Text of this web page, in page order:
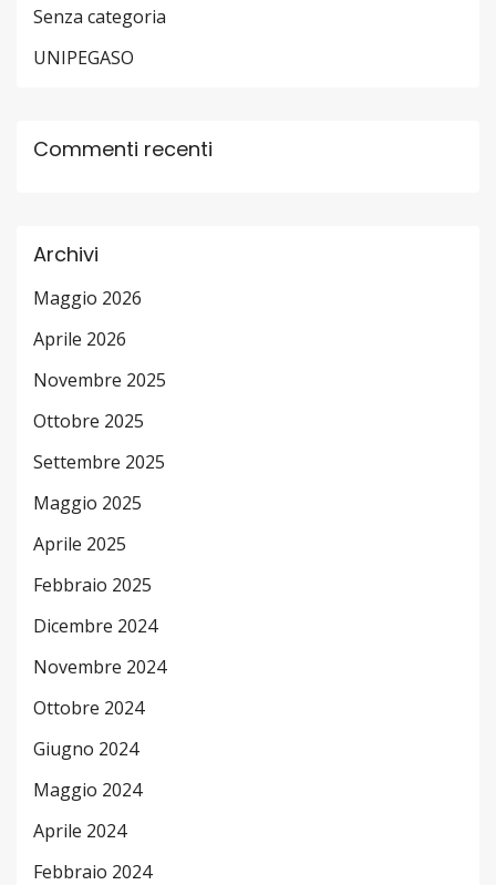
Senza categoria
UNIPEGASO
Commenti recenti
Archivi
Maggio 2026
Aprile 2026
Novembre 2025
Ottobre 2025
Settembre 2025
Maggio 2025
Aprile 2025
Febbraio 2025
Dicembre 2024
Novembre 2024
Ottobre 2024
Giugno 2024
Maggio 2024
Aprile 2024
Febbraio 2024